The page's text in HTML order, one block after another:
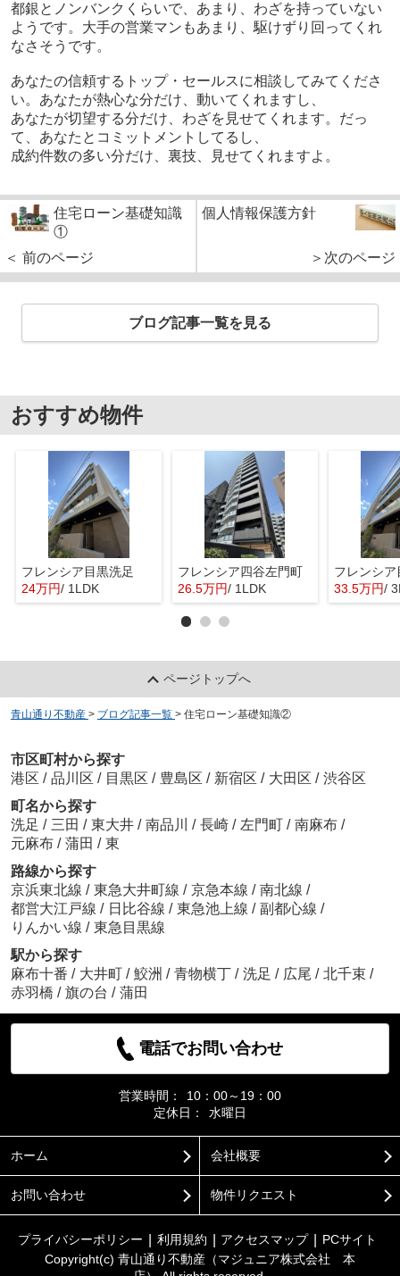
都銀とノンバンクくらいで、あまり、わざを持っていない
ようです。大手の営業マンもあまり、駆けずり回ってくれ
なさそうです。
あなたの信頼するトップ・セールスに相談してみてくださ
い。あなたが熱心な分だけ、動いてくれますし、
あなたが切望する分だけ、わざを見せてくれます。だっ
て、あなたとコミットメントしてるし、
成約件数の多い分だけ、裏技、見せてくれますよ。
住宅ローン基礎知識
①
＜ 前のページ
個人情報保護方針
＞次のページ
ブログ記事一覧を見る
おすすめ物件
フレンシア目黒洗足
24万円/ 1LDK
フレンシア四谷左門町
26.5万円/ 1LDK
フレンシア
33.5万円/
ページトップへ
青山通り不動産 > ブログ記事一覧 > 住宅ローン基礎知識②
市区町村から探す
港区 / 品川区 / 目黒区 / 豊島区 / 新宿区 / 大田区 / 渋谷区
町名から探す
洗足 / 三田 / 東大井 / 南品川 / 長崎 / 左門町 / 南麻布 /
元麻布 / 蒲田 / 東
路線から探す
京浜東北線 / 東急大井町線 / 京急本線 / 南北線 /
都営大江戸線 / 日比谷線 / 東急池上線 / 副都心線 /
りんかい線 / 東急目黒線
駅から探す
麻布十番 / 大井町 / 鮫洲 / 青物横丁 / 洗足 / 広尾 / 北千束 /
赤羽橋 / 旗の台 / 蒲田
電話でお問い合わせ
営業時間：
10：00～19：00
定休日：
水曜日
ホーム 会社概要
お問い合わせ 物件リクエスト
プライバシーポリシー 利用規約 アクセスマップ
PCサイト
Copyright(c) 青山通り不動産（マジュニア株式会社 本